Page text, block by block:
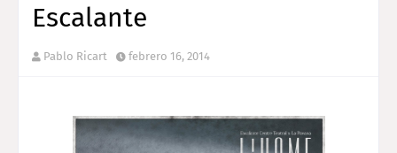
Escalante
Pablo Ricart febrero 16, 2014